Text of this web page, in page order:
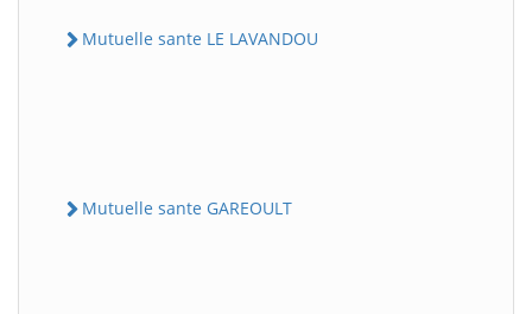
Mutuelle sante LE LAVANDOU
Mutuelle sante GAREOULT